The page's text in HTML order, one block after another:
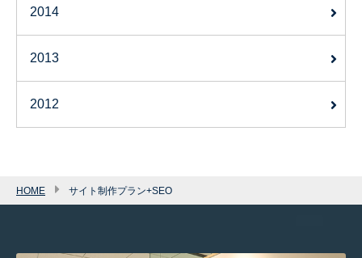
2014
2013
2012
HOME サイト制作プラン+SEO